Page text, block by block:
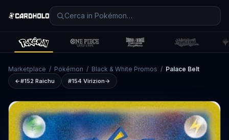
Marketplace / Pokémon / Black & White Promos / Palace Belt
←#152 Raichu #154 Virizion→